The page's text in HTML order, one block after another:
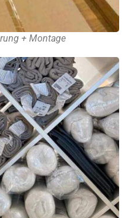
+ Montage